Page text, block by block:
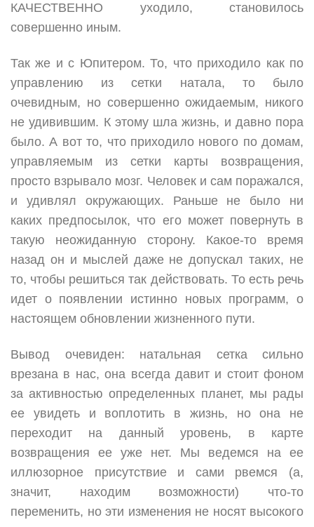
КАЧЕСТВЕННО уходило, становилось
совершенно иным.
Так же и с Юпитером. То, что приходило как по
управлению из сетки натала, то было
очевидным, но совершенно ожидаемым, никого
не удивившим. К этому шла жизнь, и давно пора
было. А вот то, что приходило нового по домам,
управляемым из сетки карты возвращения,
просто взрывало мозг. Человек и сам поражался,
и удивлял окружающих. Раньше не было ни
каких предпосылок, что его может повернуть в
такую неожиданную сторону. Какое-то время
назад он и мыслей даже не допускал таких, не
то, чтобы решиться так действовать. То есть речь
идет о появлении истинно новых программ, о
настоящем обновлении жизненного пути.
Вывод очевиден: натальная сетка сильно
врезана в нас, она всегда давит и стоит фоном
за активностью определенных планет, мы рады
ее увидеть и воплотить в жизнь, но она не
переходит на данный уровень, в карте
возвращения ее уже нет. Мы ведемся на ее
иллюзорное присутствие и сами рвемся (а,
значит, находим возможности) что-то
переменить, но эти изменения не носят высокого